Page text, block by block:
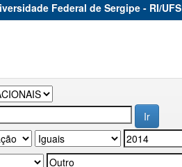
Federal de Sergipe - RI/UFS